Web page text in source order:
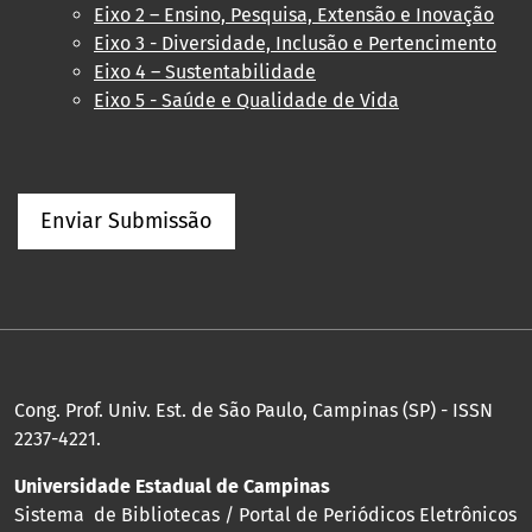
Eixo 2 – Ensino, Pesquisa, Extensão e Inovação
Eixo 3 - Diversidade, Inclusão e Pertencimento
Eixo 4 – Sustentabilidade
Eixo 5 - Saúde e Qualidade de Vida
Enviar Submissão
Cong. Prof. Univ. Est. de São Paulo, Campinas (SP) - ISSN
2237-4221.
Universidade Estadual de Campinas
Sistema de Bibliotecas / Portal de Periódicos Eletrônicos